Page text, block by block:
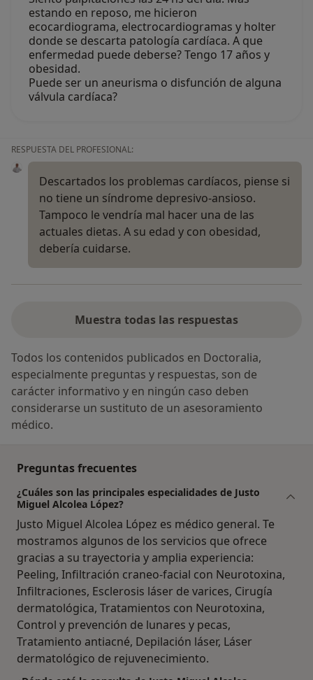
estando en reposo, me hicieron
ecocardiograma, electrocardiogramas y holter
donde se descarta patología cardíaca. A que
enfermedad puede deberse? Tengo 17 años y
obesidad.
Puede ser un aneurisma o disfunción de alguna
válvula cardíaca?
RESPUESTA DEL PROFESIONAL:
Descartados los problemas cardíacos, piense si
no tiene un síndrome depresivo-ansioso.
Tampoco le vendría mal hacer una de las
actuales dietas. A su edad y con obesidad,
debería cuidarse.
Muestra todas las respuestas
Todos los contenidos publicados en Doctoralia,
especialmente preguntas y respuestas, son de
carácter informativo y en ningún caso deben
considerarse un sustituto de un asesoramiento
médico.
Preguntas frecuentes
¿Cuáles son las principales especialidades de Justo
Miguel Alcolea López?
Justo Miguel Alcolea López es médico general. Te
mostramos algunos de los servicios que ofrece
gracias a su trayectoria y amplia experiencia:
Peeling, Infiltración craneo-facial con Neurotoxina,
Infiltraciones, Esclerosis láser de varices, Cirugía
dermatológica, Tratamientos con Neurotoxina,
Control y prevención de lunares y pecas,
Tratamiento antiacné, Depilación láser, Láser
dermatológico de rejuvenecimiento.